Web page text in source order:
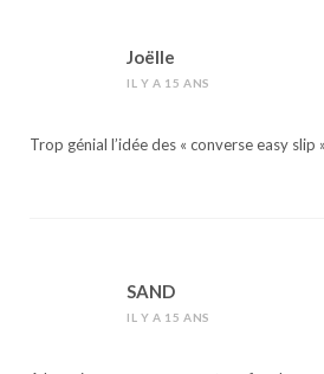
Joëlle
IL Y A 15 ANS
Trop génial l’idée des « converse easy
SAND
IL Y A 15 ANS